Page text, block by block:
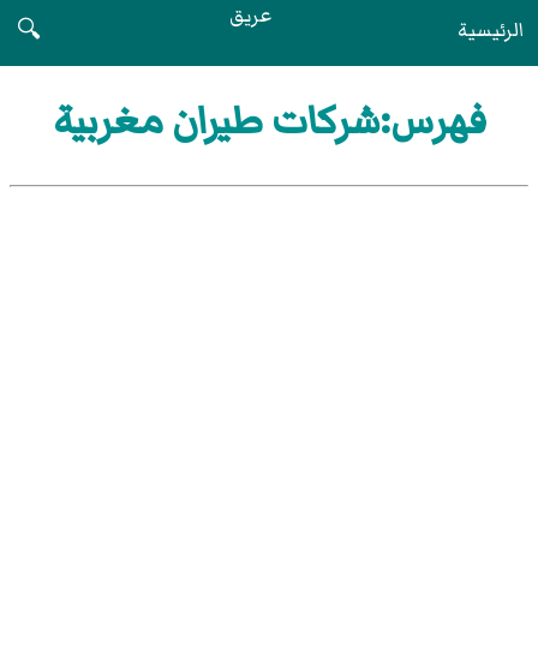
الرئيسية عريق
🔍
فهرس:شركات طيران مغربية